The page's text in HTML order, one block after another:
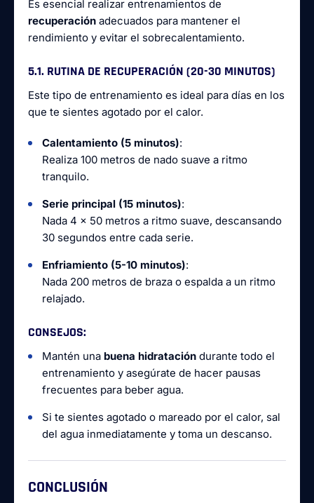
Es esencial realizar entrenamientos de
recuperación adecuados para mantener el
rendimiento y evitar el sobrecalentamiento.
5.1. RUTINA DE RECUPERACIÓN (20-30 MINUTOS)
Este tipo de entrenamiento es ideal para días en los
que te sientes agotado por el calor.
Calentamiento (5 minutos):
Realiza 100 metros de nado suave a ritmo
tranquilo.
Serie principal (15 minutos):
Nada 4 x 50 metros a ritmo suave, descansando
30 segundos entre cada serie.
Enfriamiento (5-10 minutos):
Nada 200 metros de braza o espalda a un ritmo
relajado.
CONSEJOS:
Mantén una buena hidratación durante todo el
entrenamiento y asegúrate de hacer pausas
frecuentes para beber agua.
Si te sientes agotado o mareado por el calor, sal
del agua inmediatamente y toma un descanso.
CONCLUSIÓN